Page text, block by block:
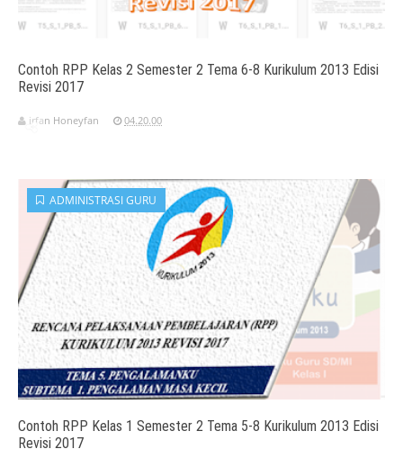
Contoh RPP Kelas 2 Semester 2 Tema 6-8 Kurikulum 2013 Edisi
Revisi 2017
irfan Honeyfan 04.20.00
Contoh RPP Kelas 1 Semester 2 Tema 5-8 Kurikulum 2013 Edisi
Revisi 2017
ADMINISTRASI GURU